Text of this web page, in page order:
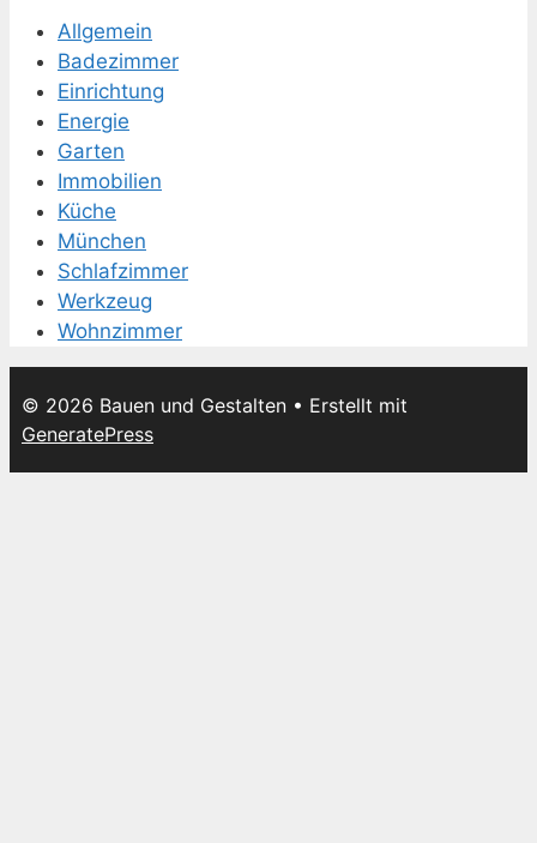
Allgemein
Badezimmer
Einrichtung
Energie
Garten
Immobilien
Küche
München
Schlafzimmer
Werkzeug
Wohnzimmer
© 2026 Bauen und Gestalten • Erstellt mit
GeneratePress